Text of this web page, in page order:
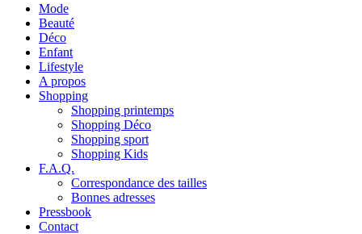
Mode
Beauté
Déco
Enfant
Lifestyle
A propos
Shopping
Shopping printemps
Shopping Déco
Shopping sport
Shopping Kids
F.A.Q.
Correspondance des tailles
Bonnes adresses
Pressbook
Contact